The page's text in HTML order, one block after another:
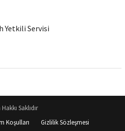
Yetkili Servisi
Saklıdır
Koşulları Gizlilik Sözleşmesi